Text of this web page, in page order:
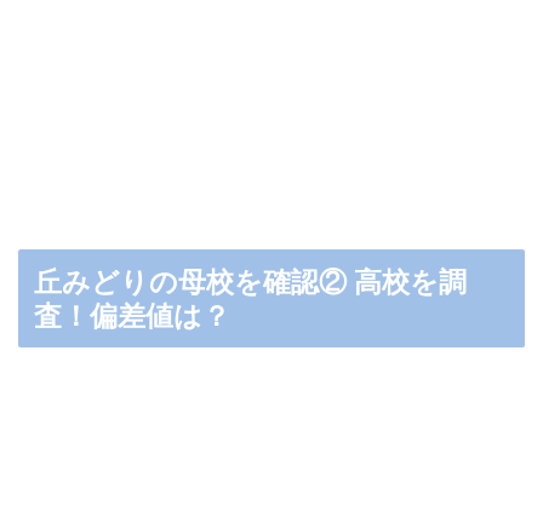
丘みどりの母校を確認② 高校を調
査！偏差値は？